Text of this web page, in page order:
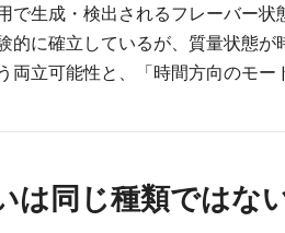
で生成・検出されるフレーバー
的に確立しているが、質量状態
両立可能性と、「時間方向のモ
は同じ種類ではな